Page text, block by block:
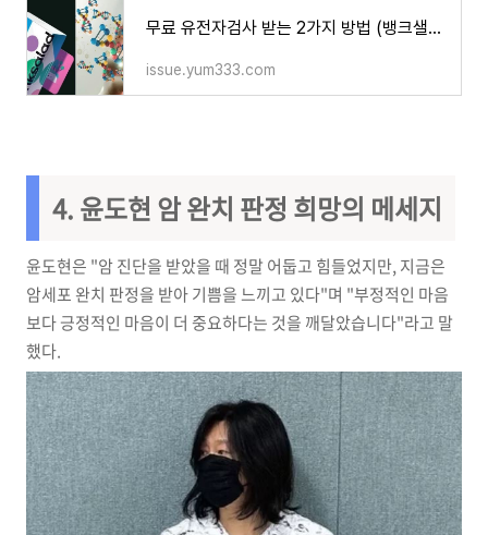
무료 유전자검사 받는 2가지 방법 (뱅크샐러드 파인애플 DTC 검사 비교 및 후기) | 트렌드이슈 TREND
issue.yum333.com
4. 윤도현 암 완치 판정 희망의 메세지
윤도현은 "암 진단을 받았을 때 정말 어둡고 힘들었지만, 지금은
암세포 완치 판정을 받아 기쁨을 느끼고 있다"며 "부정적인 마음
보다 긍정적인 마음이 더 중요하다는 것을 깨달았습니다"라고 말
했다.